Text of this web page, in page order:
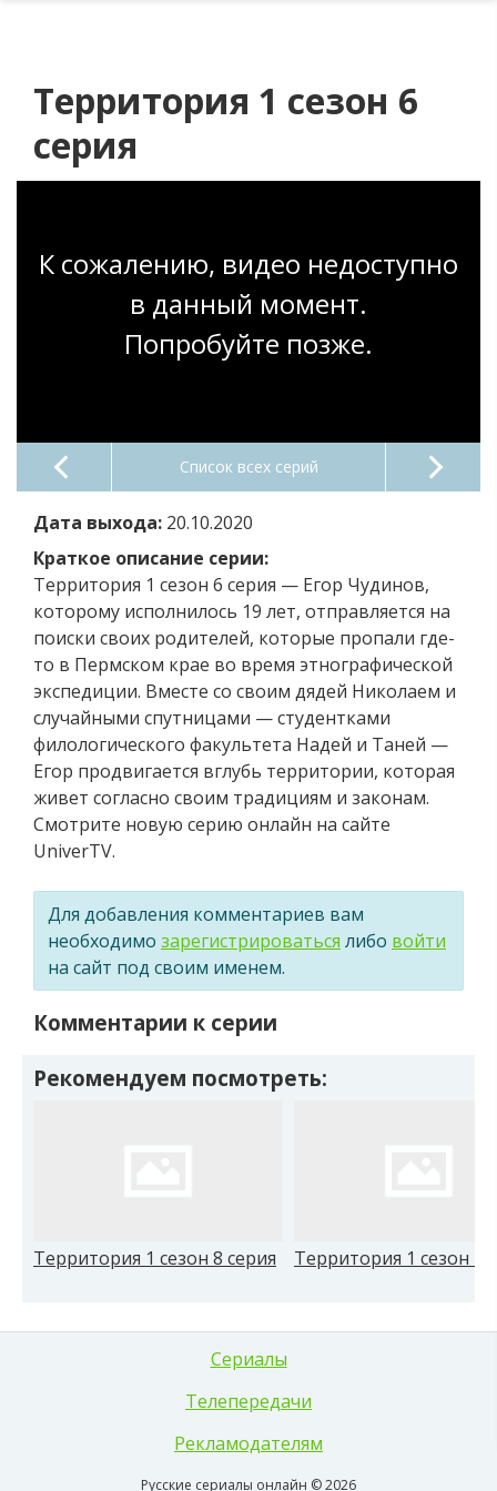
Территория 1 сезон 6
серия
К сожалению, видео недоступно
в данный момент.
Попробуйте позже.
Список всех серий
Дата выхода: 20.10.2020
Краткое описание серии:
Территория 1 сезон 6 серия — Егор Чудинов,
которому исполнилось 19 лет, отправляется на
поиски своих родителей, которые пропали где-
то в Пермском крае во время этнографической
экспедиции. Вместе со своим дядей Николаем и
случайными спутницами — студентками
филологического факультета Надей и Таней —
Егор продвигается вглубь территории, которая
живет согласно своим традициям и законам.
Смотрите новую серию онлайн на сайте
UniverTV.
Для добавления комментариев вам
необходимо зарегистрироваться либо войти
на сайт под своим именем.
Комментарии к серии
Рекомендуем посмотреть:
Территория 1 сезон 8 серия Территория 1 сезон 7
Сериалы
Телепередачи
Рекламодателям
Русские сериалы онлайн © 2026